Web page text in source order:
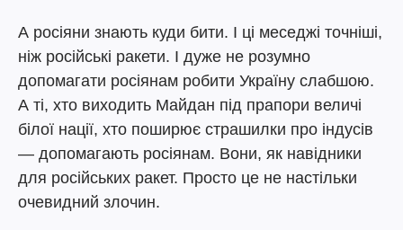
А росіяни знають куди бити. І ці меседжі точніші,
ніж російські ракети. І дуже не розумно
допомагати росіянам робити Україну слабшою.
А ті, хто виходить Майдан під прапори величі
білої нації, хто поширює страшилки про індусів
— допомагають росіянам. Вони, як навідники
для російських ракет. Просто це не настільки
очевидний злочин.